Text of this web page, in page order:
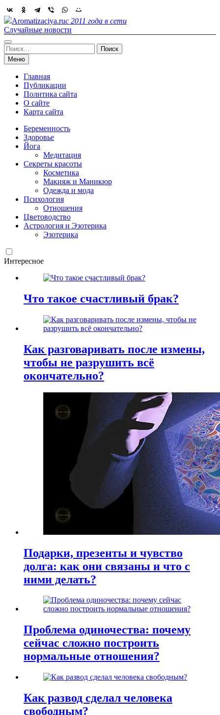
Skip
to
content
Aromatizaciya.ruс 2011 года в сети
Случайные новости
Найти:
Меню
Главная
Публикации
Политика сайта
О сайте
Карта сайта
Беременность
Здоровье
Йога
Медитация
Секреты красоты
Косметика
Макияж и Маникюр
Одежда и мода
Психология
Отношения
Цветоводство
Астрология и Эзотерика
Эзотерика
Интересное
Что такое счастливый брак?
Как разговаривать после измены,
чтобы не разрушить всё
окончательно?
Подарки, презенты и чувство
долга: как они связаны и что с
ними делать?
Проблема одиночества: почему
сейчас сложно построить
нормальные отношения?
Как развод сделал человека
свободным?